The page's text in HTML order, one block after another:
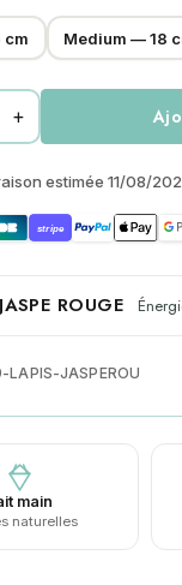
cm Medium — 18
+
estimée 11/08/
stripe
ROUGE
LAPIS-JASPEROU
main
naturelles